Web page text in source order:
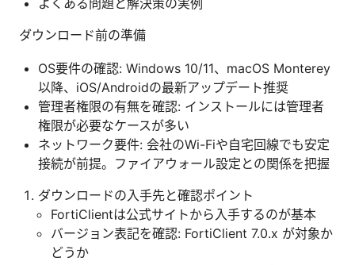
よくある問題と解決策の実例
ダウンロード前の準備
OS要件の確認: Windows 10/11、macOS Monterey
以降、iOS/Androidの最新アップデート推奨
管理者権限の有無を確認: インストールには管理者
権限が必要なケースが多い
ネットワーク要件: 会社のWi-Fiや自宅回線でも安定
接続が前提。ファイアウォール設定との関係を把握
ダウンロードの入手先と確認ポイント
FortiClientは公式サイトから入手するのが基本
バージョン表記を確認: FortiClient 7.0.x が対象か
どうか